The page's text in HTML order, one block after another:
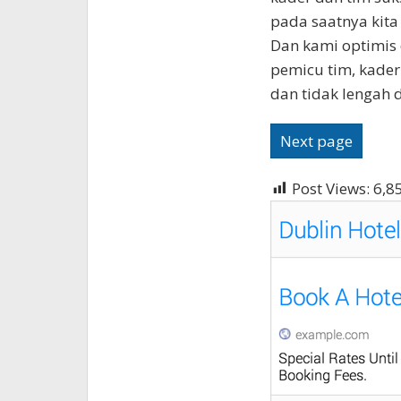
pada saatnya
Dan kami optimis
pemicu tim,
dan tidak lengah
Next page
Post Views: